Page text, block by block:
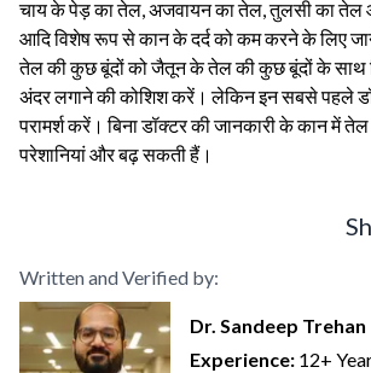
चाय के पेड़ का तेल, अजवायन का तेल, तुलसी का
आदि विशेष रूप से कान के दर्द को कम करने के लिए
तेल की कुछ बूंदों को जैतून के तेल की कुछ बूंदों के साथ
अंदर लगाने की कोशिश करें। लेकिन इन सबसे पहले
परामर्श करें। बिना डॉक्टर की जानकारी के कान में
परेशानियां और बढ़ सकती हैं।
Written and Verified by:
Dr. Sandeep Trehan
Experience: 12+